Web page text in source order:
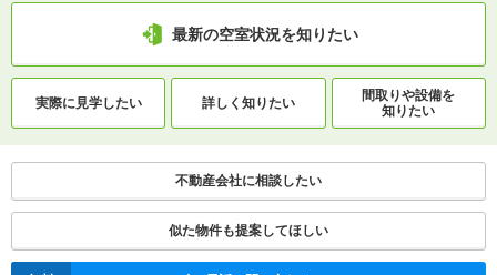
最新の空室状況を知りたい
実際に見学したい 詳しく知りたい
間取りや設備を
知りたい
不動産会社に相談したい
似た物件も提案してほしい